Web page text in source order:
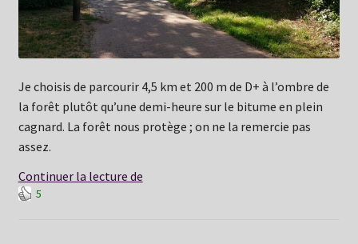
Je choisis de parcourir 4,5 km et 200 m de D+ à l’ombre de
la forêt plutôt qu’une demi-heure sur le bitume en plein
cagnard. La forêt nous protège ; on ne la remercie pas
assez.
Continuer la lecture deJeudi
5